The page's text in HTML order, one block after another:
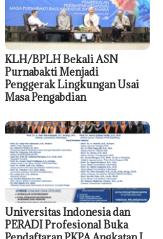
KLH/BPLH Bekali ASN
Purnabakti Menjadi
Penggerak Lingkungan Usai
Masa Pengabdian
Universitas Indonesia dan
PERADI Profesional Buka